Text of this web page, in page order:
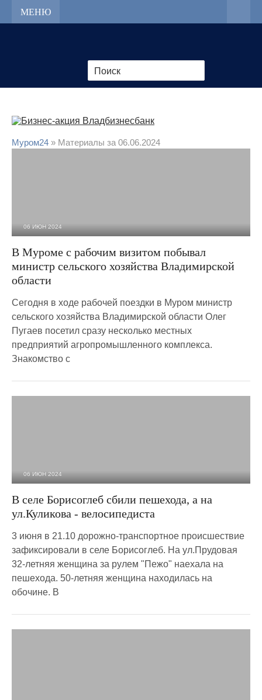
МЕНЮ
Муром24 » Материалы за 06.06.2024
06 ИЮН 2024
В Муроме с рабочим визитом побывал
министр сельского хозяйства Владимирской
области
Сегодня в ходе рабочей поездки в Муром министр
сельского хозяйства Владимирской области Олег
Пугаев посетил сразу несколько местных
предприятий агропромышленного комплекса.
Знакомство с
06 ИЮН 2024
В селе Борисоглеб сбили пешехода, а на
ул.Куликова - велосипедиста
3 июня в 21.10 дорожно-транспортное происшествие
зафиксировали в селе Борисоглеб. На ул.Прудовая
32-летняя женщина за рулем "Пежо" наехала на
пешехода. 50-летняя женщина находилась на
обочине. В